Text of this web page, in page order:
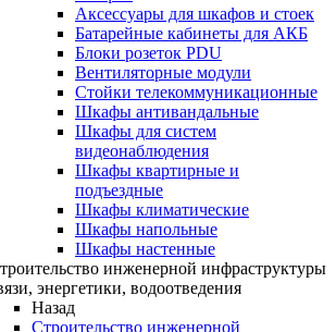
Аксессуары для шкафов и стоек
Батарейные кабинеты для АКБ
Блоки розеток PDU
Вентиляторные модули
Стойки телекоммуникационные
Шкафы антивандальные
Шкафы для систем
видеонаблюдения
Шкафы квартирные и
подъездные
Шкафы климатические
Шкафы напольные
Шкафы настенные
инженерной инфраструктуры
энергетики, водоотведения
Назад
Строительство инженерной